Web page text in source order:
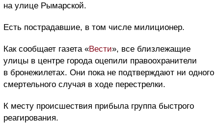
на улице Рымарской.
Есть пострадавшие, в том числе милиционер.
Как сообщает газета «Вести», все близлежащие
улицы в центре города оцепили правоохранители
в бронежилетах. Они пока не подтверждают ни одного
смертельного случая в ходе перестрелки.
К месту происшествия прибыла группа быстрого
реагирования.